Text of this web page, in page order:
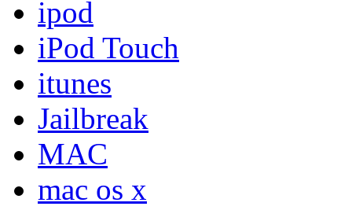
ipod
iPod Touch
itunes
Jailbreak
MAC
mac os x